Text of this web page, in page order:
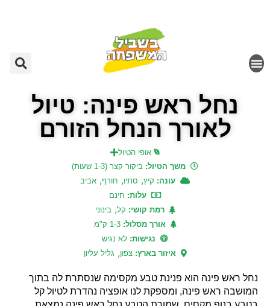
נחל ראש פינה: טיול
לאורך הנחל הזורם
אופי הטיול
משך הטיול: ביקור קצר (1-3 שעות)
עונה: קיץ, סתיו, חורף, אביב
עלות: חינם
רמת קושי: קל, בינוני
אורך מסלול:1-3 ק"מ
נגישות: לא נגיש
איזור בארץ:צפון, גליל עליון
נחל ראש פינה הוא פנינת טבע מקסימה שנסתרת לה בתוך
המושבה ראש פינה, ומספקת לנו אופציה נהדרת לטיול קל